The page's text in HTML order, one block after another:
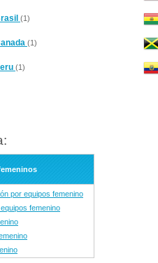
(1)
(1)
(1)
por equipos femenino
femenino